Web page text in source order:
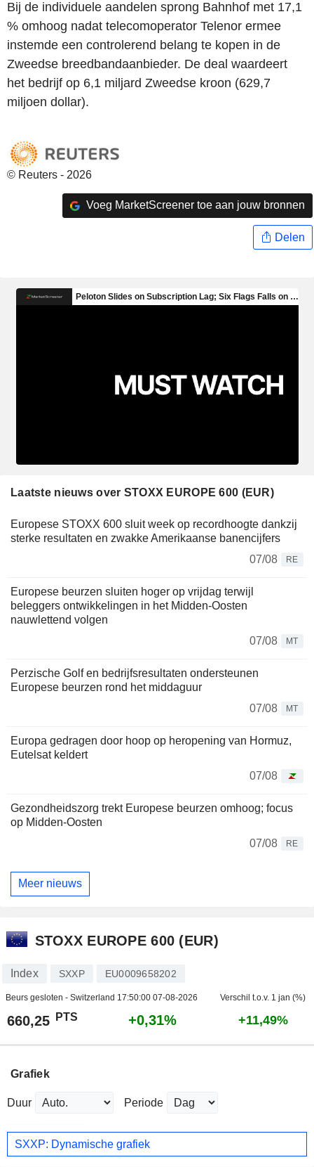
Bij de individuele aandelen sprong Bahnhof met 17,1
% omhoog nadat telecomoperator Telenor ermee
instemde een controlerend belang te kopen in de
Zweedse breedbandaanbieder. De deal waardeert
het bedrijf op 6,1 miljard Zweedse kroon (629,7
miljoen dollar).
© Reuters - 2026
Voeg MarketScreener toe aan jouw bronnen
Delen
Laatste nieuws over STOXX EUROPE 600 (EUR)
Europese STOXX 600 sluit week op recordhoogte dankzij
sterke resultaten en zwakke Amerikaanse banencijfers
07/08
RE
Europese beurzen sluiten hoger op vrijdag terwijl
beleggers ontwikkelingen in het Midden-Oosten
nauwlettend volgen
07/08
MT
Perzische Golf en bedrijfsresultaten ondersteunen
Europese beurzen rond het middaguur
07/08
MT
Europa gedragen door hoop op heropening van Hormuz,
Eutelsat keldert
07/08
Gezondheidszorg trekt Europese beurzen omhoog; focus
op Midden-Oosten
07/08
RE
Meer nieuws
STOXX EUROPE 600 (EUR)
Index SXXP EU0009658202
Beurs gesloten - Switzerland 17:50:00 07-08-2026 Verschil t.o.v. 1 jan (%)
660,25 PTS +0,31% +11,49%
Grafiek
Duur Periode
SXXP: Dynamische grafiek